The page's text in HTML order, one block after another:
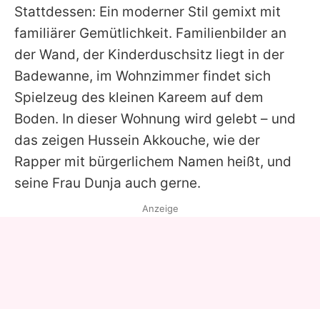
Stattdessen: Ein moderner Stil gemixt mit
familiärer Gemütlichkeit. Familienbilder an
der Wand, der Kinderduschsitz liegt in der
Badewanne, im Wohnzimmer findet sich
Spielzeug des kleinen Kareem auf dem
Boden. In dieser Wohnung wird gelebt – und
das zeigen Hussein Akkouche, wie der
Rapper mit bürgerlichem Namen heißt, und
seine Frau Dunja auch gerne.
Anzeige